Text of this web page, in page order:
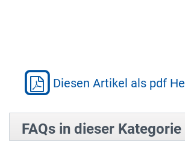
Diesen Artikel als pdf
FAQs in dieser Kategorie